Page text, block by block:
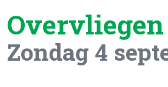
Overvliegen
Zondag 4